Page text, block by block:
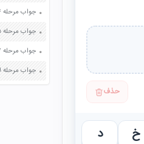
حذف
خ
د
جواب مرحله ۲۴۴ بازی آمیرزا 244 دویست و چهل و چهار پاسخ
جواب مرحله ۳۸۵ بازی آمیرزا 385 سیصد و هشتاد و پنج پاسخ
جواب مرحله ۴۹۷ بازی آمیرزا 497 چهارصد و نود و هفت پاسخ
جواب مرحله ۵۱۹ بازی آمیرزا 519 پانصد و نوزده پاسخ